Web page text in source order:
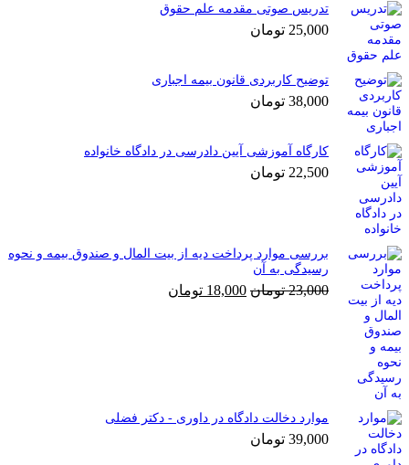
تدریس صوتی مقدمه علم حقوق
25,000 تومان
توضیح کاربردی قانون بیمه اجباری
38,000 تومان
کارگاه آموزشی آیین دادرسی در دادگاه خانواده
22,500 تومان
بررسی موارد پرداخت دیه از بیت المال و صندوق بیمه و نحوه
رسیدگی به آن
23,000 تومان قیمت
18,000 تومان
موارد دخالت دادگاه در داوری - دکتر فضلی
39,000 تومان